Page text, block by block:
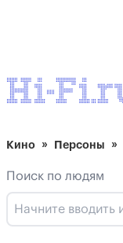
Кино Персоны
Поиск по людям